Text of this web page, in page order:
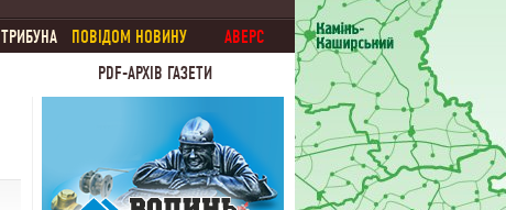
ТРИБУНА ПОВІДОМ НОВИНУ
АВЕРС
PDF-АРХІВ ГАЗЕТИ